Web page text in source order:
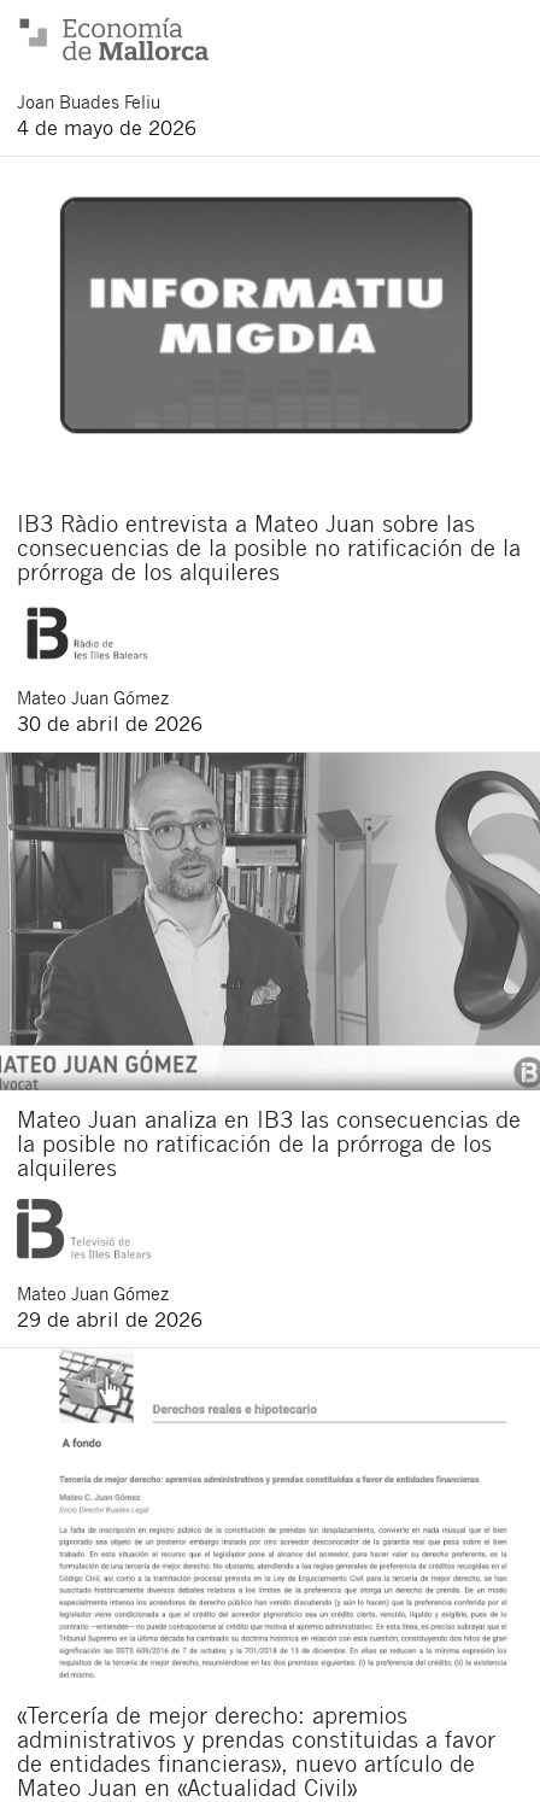
Joan Buades Feliu
4 de mayo de 2026
IB3 Ràdio entrevista a Mateo Juan sobre las
consecuencias de la posible no ratificación de la
prórroga de los alquileres
Mateo Juan Gómez
30 de abril de 2026
Mateo Juan analiza en IB3 las consecuencias de
la posible no ratificación de la prórroga de los
alquileres
Mateo Juan Gómez
29 de abril de 2026
«Tercería de mejor derecho: apremios
administrativos y prendas constituidas a favor
de entidades financieras», nuevo artículo de
Mateo Juan en «Actualidad Civil»